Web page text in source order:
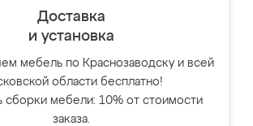
Доставка
и установка
мебель по Краснозаводску и всей
области бесплатно!
сборки мебели: 10% от стоимости
заказа.